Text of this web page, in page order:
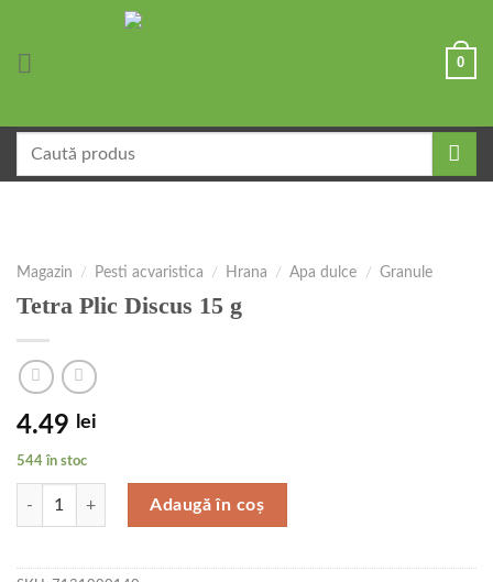
0
după:
Magazin / Pesti acvaristica / Hrana / Apa dulce / Granule
Tetra Plic Discus 15 g
4.49 lei
544 în stoc
Cantitate Tetra Plic Discus 15 g
Adaugă în coș